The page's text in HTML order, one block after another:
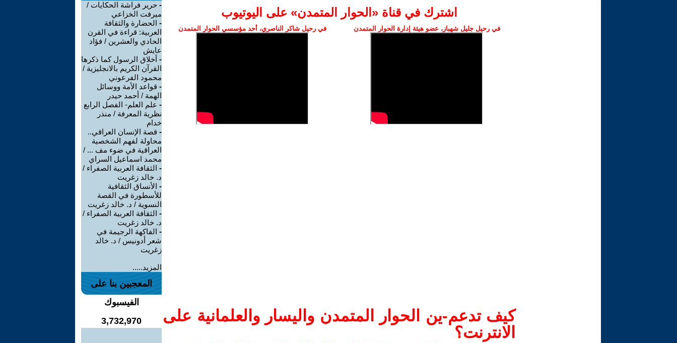
اشترك في قناة ‫«الحوار المتمدن» على اليوتيوب
في رحيل جليل شهباز، عضو هيئة إدارة الحوار المتمدن في رحيل شاكر الناصري، أحد مؤسسي الحوار المتمدن
كيف تدعم-ين الحوار المتمدن واليسار والعلمانية على
الانترنت؟
- حرير فراشة الحكايات /
ميرفت الخزاعي
- الحضارة والثقافة
العربية: قراءة في القرن
الحادي والعشرين / فؤاد
عايش
- أخلاق الرسول كما ذكرها
القرآن الكريم بالانجليزية /
محمود الفرعوني
- قواعد الأمة ووسائل
الهمة / أحمد حيدر
- علم العلم- الفصل الرابع
نظرية المعرفة / منذر
خدام
- قصة الإنسان العراقي..
محاولة لفهم الشخصية
العراقية في ضوء مف ... /
محمد اسماعيل السراي
- الثقافة العربية الصفراء /
د. خالد زغريت
- الأنساق الثقافية
للأسطورة في القصة
النسوية / د. خالد زغريت
- الثقافة العربية الصفراء /
د. خالد زغريت
- الفاكهة الرجيمة في
شعر أدونيس / د. خالد
زغريت
المزيد.....
المعجبين بنا على
الفيسبوك
3,732,970